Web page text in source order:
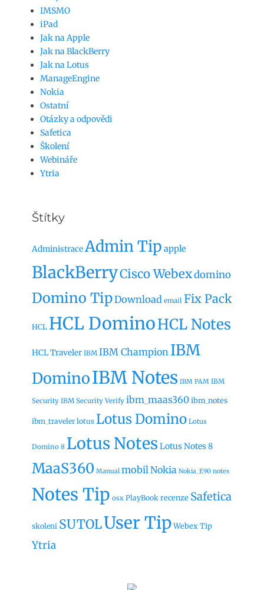
IMSMO
iPad
Jak na Apple
Jak na BlackBerry
Jak na Lotus
ManageEngine
Nokia
Ostatní
Otázky a odpovědi
Safetica
Školení
Webináře
Ytria
Štítky
AdministraceAdmin Tip apple
BlackBerryCisco Webexdomino
Domino TipDownload email Fix Pack
HCL HCL DominoHCL Notes
HCL Traveler IBM IBM Champion IBM
DominoIBM Notes IBM PAM IBM
Security IBM Security Verify ibm_maas360ibm_notes
ibm_traveler lotus Lotus Domino Lotus
Domino 8 Lotus Notes Lotus Notes 8
MaaS360 Manual mobilNokia Nokia_E90 notes
Notes Tip osx PlayBook recenze Safetica
skoleni SUTOLUser TipWebex Tip
Ytria